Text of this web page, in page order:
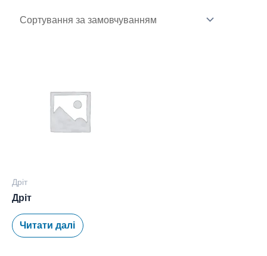
Дріт
Дріт
Читати далі